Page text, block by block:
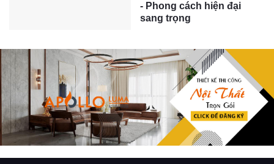
- Phong cách hiện đại
sang trọng